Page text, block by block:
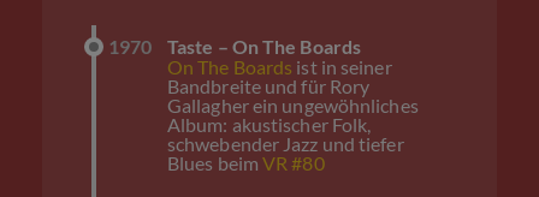
1970
Taste – On The Boards
On The Boards ist in seiner
Bandbreite und für Rory
Gallagher ein ungewöhnliches
Album: akustischer Folk,
schwebender Jazz und tiefer
Blues beim VR #80